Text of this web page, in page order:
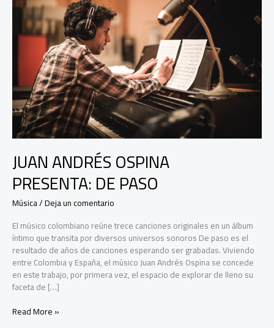
JUAN ANDRÉS OSPINA
PRESENTA: DE PASO
Música/Deja un comentario
El músico colombiano reúne trece canciones originales en un álbum
íntimo que transita por diversos universos sonoros De paso es el
resultado de años de canciones esperando ser grabadas. Viviendo
entre Colombia y España, el músico Juan Andrés Ospina se concede
en este trabajo, por primera vez, el espacio de explorar de lleno su
faceta de […]
JUAN
Read More »